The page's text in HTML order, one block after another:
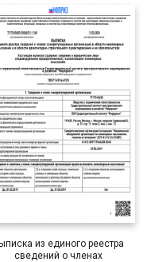
из единого реестра
сведений о членах